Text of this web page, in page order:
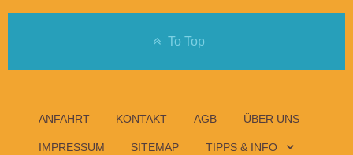
To Top
ANFAHRT KONTAKT AGB ÜBER UNS
IMPRESSUM SITEMAP TIPPS & INFO